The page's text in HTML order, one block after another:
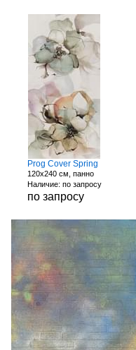
Prog Cover Spring
120x240 см, панно
Наличие: по запросу
по запросу